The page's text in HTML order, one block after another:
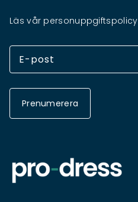
Läs vår personuppgiftspolicy
Prenumerera